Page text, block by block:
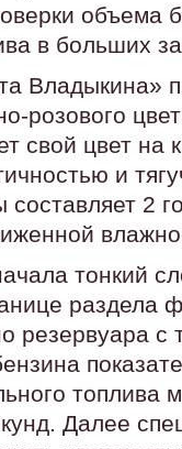
объема
в больших
Владыкина»
розового
свой цвет на
и
составляет 2
тонкий
раздела
резервуара с
топлива
Далее